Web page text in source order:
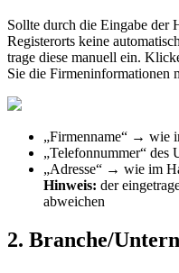
Sollte durch die Eingabe der
Registerorts keine
trage diese manuell ein.
Sie die Firmeninformationen
„Firmenname“ → wie
„Telefonnummer“ des
„Adresse“ → wie im
Hinweis: der
abweichen
2. Branche/